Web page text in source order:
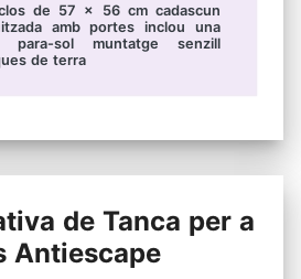
de 57 x 56 cm cadascun
amb portes inclou una
sol muntatge senzill
de terra
de Tanca per a
Antiescape